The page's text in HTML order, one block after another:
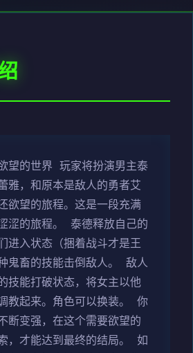
望的世界 玩家将扮演男主泰
雅，和原本是敌人的勇者艾
欲望的旅程。这是一段充满
涩的旅程。 泰德释放自己的
进入状态（捆着战斗才是王
鬼畜的技能击倒敌人。 敌人
技能打破状态，将女主以他
教起来。角色可以换装。 你
断变强，在这个需要欲望的
，才能达到最终的结局。 如